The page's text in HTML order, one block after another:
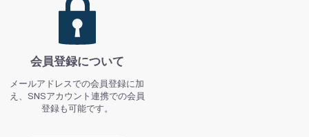
会員登録について
メールアドレスでの会員登録に加
え、SNSアカウント連携での会員
登録も可能です。